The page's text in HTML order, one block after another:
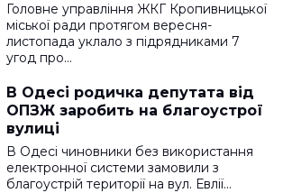
Головне управління ЖКГ Кропивницької
міської ради протягом вересня-
листопада уклало з підрядниками 7
угод про…
В Одесі родичка депутата від
ОПЗЖ заробить на благоустрої
вулиці
В Одесі чиновники без використання
електронної системи замовили з
благоустрій території на вул. Евлії…